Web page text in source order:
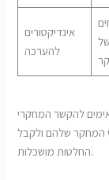
אינדיקטורים
להערכה
להקשר המחקרי
המחקר שלהם ולקבל
החלטות מושכלות.